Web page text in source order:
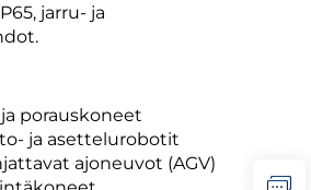
jarru- ja
porauskoneet
ja asettelurobotit
ajoneuvot (AGV)